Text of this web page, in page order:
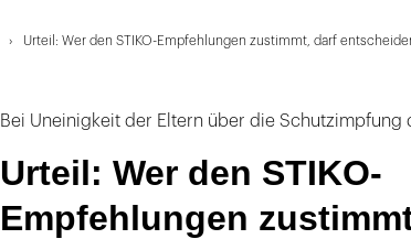
Urteil: Wer den STIKO-Empfehlungen zustimmt, darf
Bei Uneinigkeit der Eltern über die Schutzimpfung
Urteil: Wer den STIKO-
Empfehlungen